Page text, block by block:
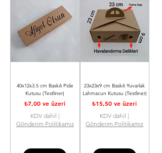
40x12x3.5 cm Baskılı Pide
Kutusu (Testliner)
₺7,00 ve üzeri
İndirimli Fiyat
KDV dahil |
Gönderim Politikamız
23x23x9 cm Baskılı Yuvarlak
Lahmacun Kutusu (Testliner)
₺15,50 ve üzeri
İndirimli Fiyat
KDV dahil |
Gönderim Politikamız